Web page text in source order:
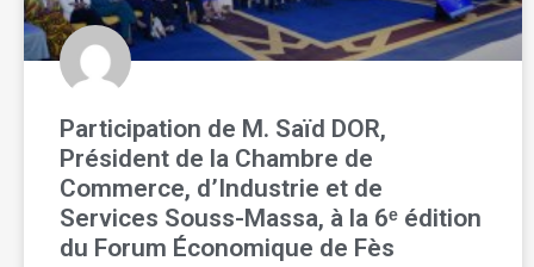
Participation de M. Saïd DOR,
Président de la Chambre de
Commerce, d’Industrie et de
Services Souss-Massa, à la 6ᵉ édition
du Forum Économique de Fès